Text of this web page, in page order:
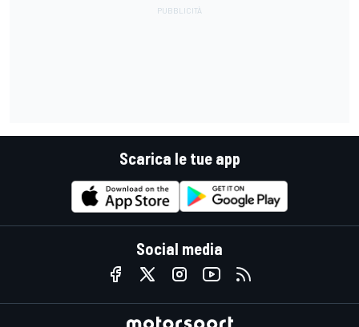
Scarica le tue app
Social media